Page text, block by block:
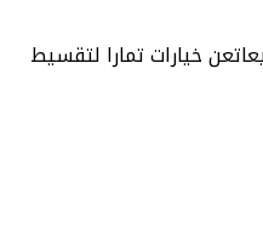
عن خيارات تمارا لتقسيط